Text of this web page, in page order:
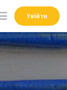
Увійти
Увійти